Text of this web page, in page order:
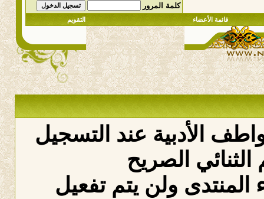
كلمة المرور
قائمة الأعضاء التقويم
الأدبية عند التسجيل
الصريح
ولن يتم تفعيل